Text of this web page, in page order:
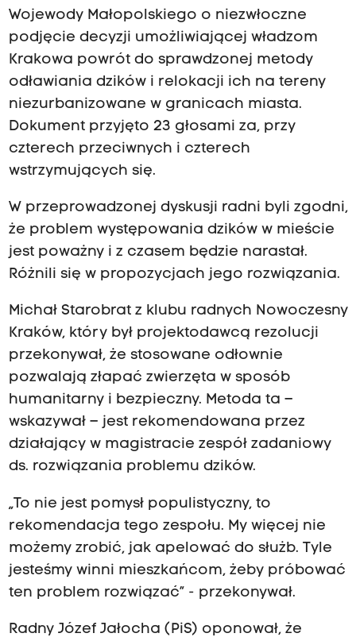
Wojewody Małopolskiego o niezwłoczne
podjęcie decyzji umożliwiającej władzom
Krakowa powrót do sprawdzonej metody
odławiania dzików i relokacji ich na tereny
niezurbanizowane w granicach miasta.
Dokument przyjęto 23 głosami za, przy
czterech przeciwnych i czterech
wstrzymujących się.
W przeprowadzonej dyskusji radni byli zgodni,
że problem występowania dzików w mieście
jest poważny i z czasem będzie narastał.
Różnili się w propozycjach jego rozwiązania.
Michał Starobrat z klubu radnych Nowoczesny
Kraków, który był projektodawcą rezolucji
przekonywał, że stosowane odłownie
pozwalają złapać zwierzęta w sposób
humanitarny i bezpieczny. Metoda ta –
wskazywał – jest rekomendowana przez
działający w magistracie zespół zadaniowy
ds. rozwiązania problemu dzików.
„To nie jest pomysł populistyczny, to
rekomendacja tego zespołu. My więcej nie
możemy zrobić, jak apelować do służb. Tyle
jesteśmy winni mieszkańcom, żeby próbować
ten problem rozwiązać” - przekonywał.
Radny Józef Jałocha (PiS) oponował, że